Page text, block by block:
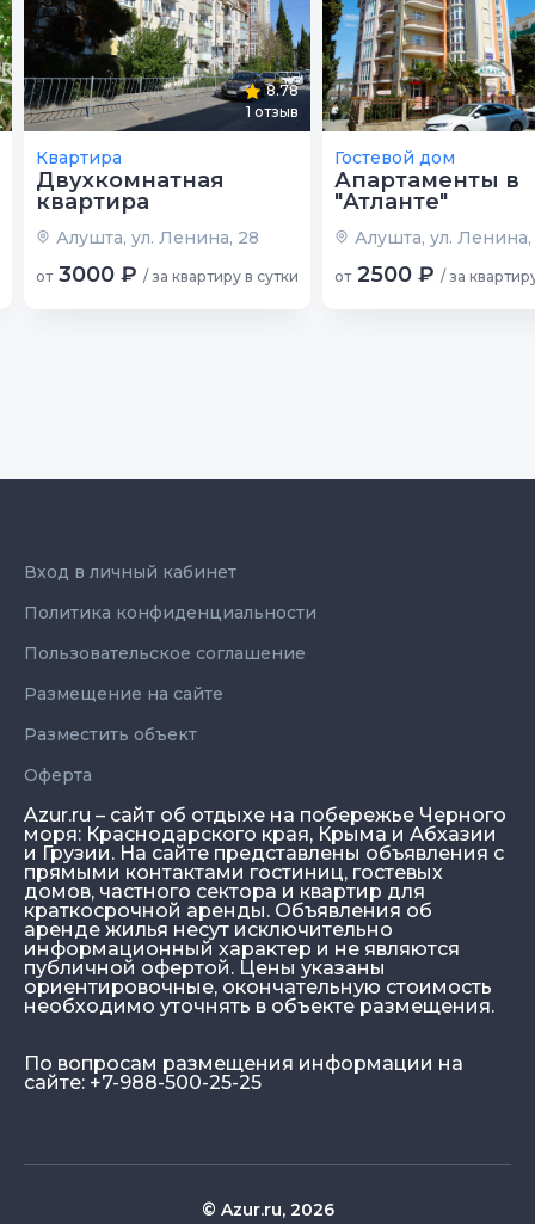
8.78
1 отзыв
Квартира
Двухкомнатная
квартира
Алушта, ул. Ленина, 28
от 3000 ₽ / за квартиру в сутки
Гостевой дом
Апартаменты в
"Атланте"
Алушта, ул. Ленина,
от 2500 ₽ / за
Azur.ru – сайт об отдыхе на побережье Черного
моря: Краснодарского края, Крыма и Абхазии
и Грузии. На сайте представлены объявления с
прямыми контактами гостиниц, гостевых
домов, частного сектора и квартир для
краткосрочной аренды. Объявления об
аренде жилья несут исключительно
информационный характер и не являются
публичной офертой. Цены указаны
ориентировочные, окончательную стоимость
необходимо уточнять в объекте размещения.
По вопросам размещения информации на
сайте: +7-988-500-25-25
Вход в личный кабинет
Политика конфиденциальности
Пользовательское соглашение
Размещение на сайте
Разместить объект
Оферта
© Azur.ru, 2026